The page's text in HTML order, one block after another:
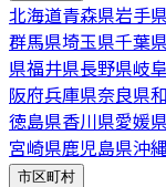
北海道青森県岩手県
群馬県埼玉県千葉県
県福井県長野県岐
阪府兵庫県奈良県
徳島県香川県愛媛県
宮崎県鹿児島県沖
市区町村